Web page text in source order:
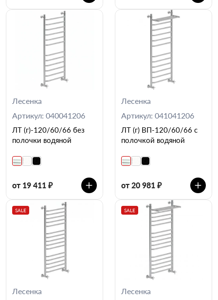
Лесенка
Артикул: 040041206
ЛТ (г)-120/60/66 без
полочки водяной
от 19 411 ₽
Лесенка
Артикул: 041041206
ЛТ (г) ВП-120/60/66 с
полочкой водяной
от 20 981 ₽
SALE
Лесенка
SALE
Лесенка